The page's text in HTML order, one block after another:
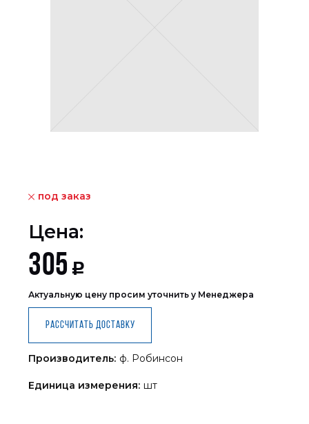
под заказ
Цена:
305 Р
Актуальную цену просим уточнить у Менеджера
Рассчитать доставку
Производитель: ф. Робинсон
Единица измерения: шт